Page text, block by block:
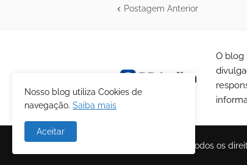
Postagem Anterior
O blog
© Copyrights 2025 todos os
Nosso blog utiliza Cookies de
navegação. Saiba mais
Aceitar